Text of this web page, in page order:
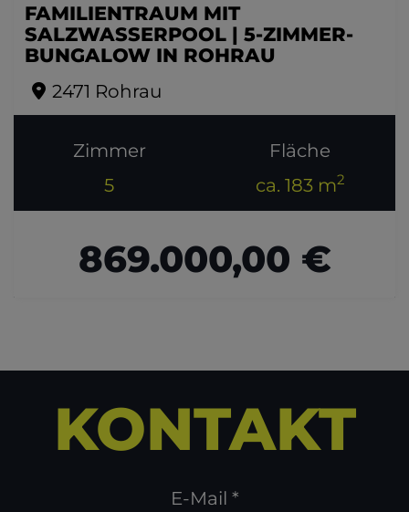
FAMILIENTRAUM MIT
SALZWASSERPOOL | 5-ZIMMER-
BUNGALOW IN ROHRAU
2471 Rohrau
Zimmer
5
Fläche
ca. 183 m2
869.000,00 €
KONTAKT
E-Mail